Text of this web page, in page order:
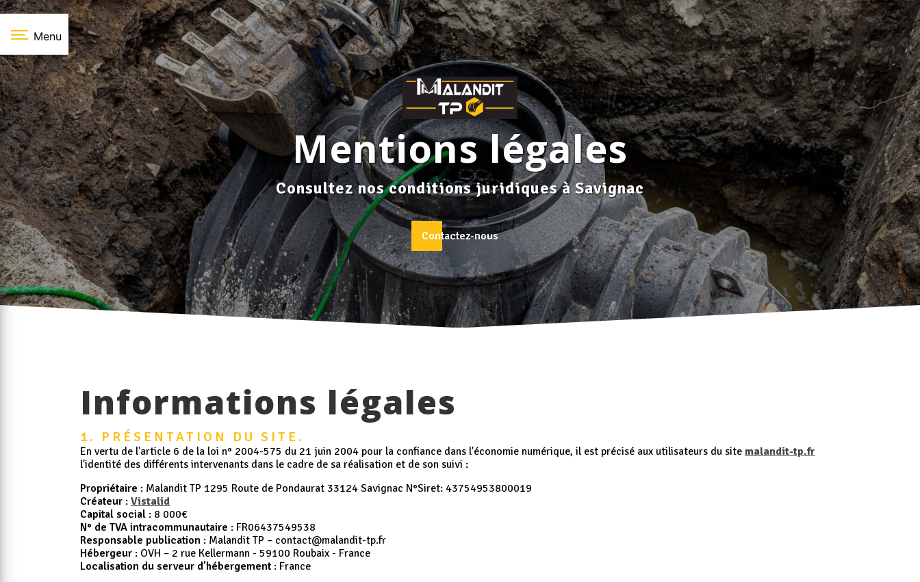
Menu
Mentions légales
Consultez nos conditions juridiques à Savignac
Contactez-nous
Informations légales
1. PRÉSENTATION DU SITE.
En vertu de l'article 6 de la loi n° 2004-575 du 21 juin 2004 pour la confiance dans l'économie numérique, il est précisé aux utilisateurs du site malandit-tp.fr
l'identité des différents intervenants dans le cadre de sa réalisation et de son suivi :
Propriétaire : Malandit TP 1295 Route de Pondaurat 33124 Savignac N°Siret: 43754953800019
Créateur : Vistalid
Capital social : 8 000€
N° de TVA intracommunautaire : FR06437549538
Responsable publication : Malandit TP – contact@malandit-tp.fr
Hébergeur : OVH – 2 rue Kellermann - 59100 Roubaix - France
Localisation du serveur d'hébergement : France
Panneau de gestion des cookies